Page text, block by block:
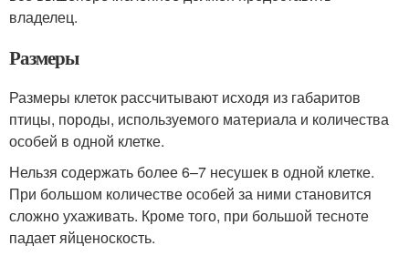
владелец.
Размеры
Размеры клеток рассчитывают исходя из габаритов
птицы, породы, используемого материала и количества
особей в одной клетке.
Нельзя содержать более 6–7 несушек в одной клетке.
При большом количестве особей за ними становится
сложно ухаживать. Кроме того, при большой тесноте
падает яйценоскость.